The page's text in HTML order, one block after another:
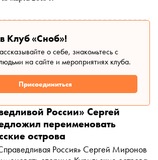
Клуб «Сноб»!
о себе, знакомьтесь с
на сайте и мероприятиях клуба.
Присоединиться
России» Сергей
переименовать
острова
Россия» Сергей Миронов